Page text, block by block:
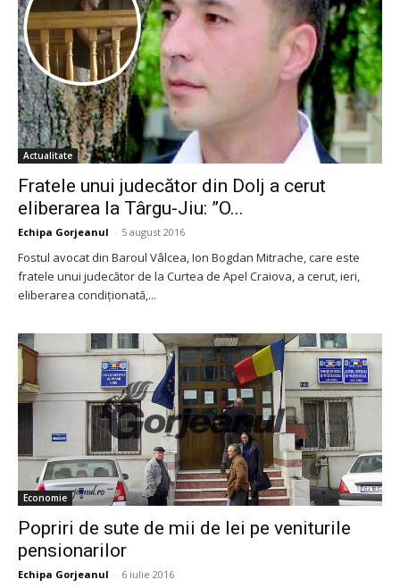
Actualitate
Fratele unui judecător din Dolj a cerut
eliberarea la Târgu-Jiu: ”O...
Echipa Gorjeanul - 5 august 2016
Fostul avocat din Baroul Vâlcea, Ion Bogdan Mitrache, care este
fratele unui judecător de la Curtea de Apel Craiova, a cerut, ieri,
eliberarea condiționată,...
Economie
Popriri de sute de mii de lei pe veniturile
pensionarilor
Echipa Gorjeanul - 6 iulie 2016